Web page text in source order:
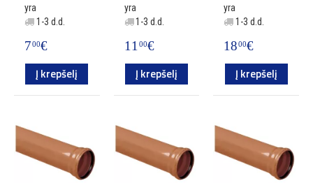
yra
1-3 d.d.
700€
Į krepšelį
yra
1-3 d.d.
11 00€
Į krepšelį
yra
1-3 d.d.
1800€
Į krepšelį